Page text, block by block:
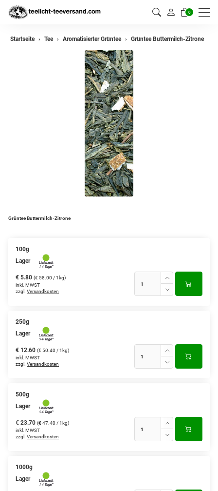
0
zurück
Grüner Tee aus Japan
Teemischungen
Verschiedene Anbaugebiete
Yogi - und Beuteltee
Aromatisierter Grüntee
Aromatisierter Schwarztee
Startseite Tee Aromatisierter Grüntee Grüntee Buttermilch-Zitrone
Grüntee Buttermilch-Zitrone
100g
Lager
€ 5.80 (€ 58.00 / 1kg)
inkl. MWST
zzgl. Versandkosten
250g
Lager
€ 12.60 (€ 50.40 / 1kg)
inkl. MWST
zzgl. Versandkosten
500g
Lager
€ 23.70 (€ 47.40 / 1kg)
inkl. MWST
zzgl. Versandkosten
1000g
Lager